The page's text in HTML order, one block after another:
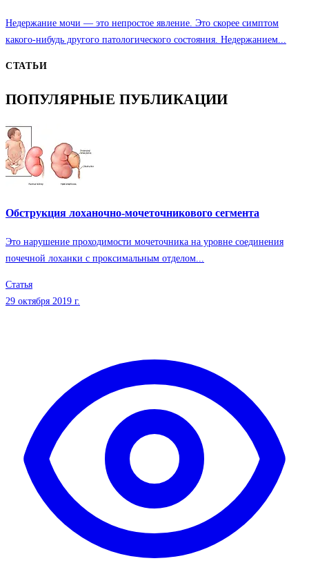
Недержание мочи — это непростое явление. Это скорее симптом
какого-нибудь другого патологического состояния. Недержанием...
СТАТЬИ
ПОПУЛЯРНЫЕ ПУБЛИКАЦИИ
Обструкция лоханочно-мочеточникового сегмента
Это нарушение проходимости мочеточника на уровне соединения
почечной лоханки с проксимальным отделом...
Статья
29 октября 2019 г.